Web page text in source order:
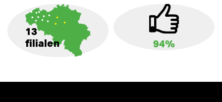
13
filialen
94%